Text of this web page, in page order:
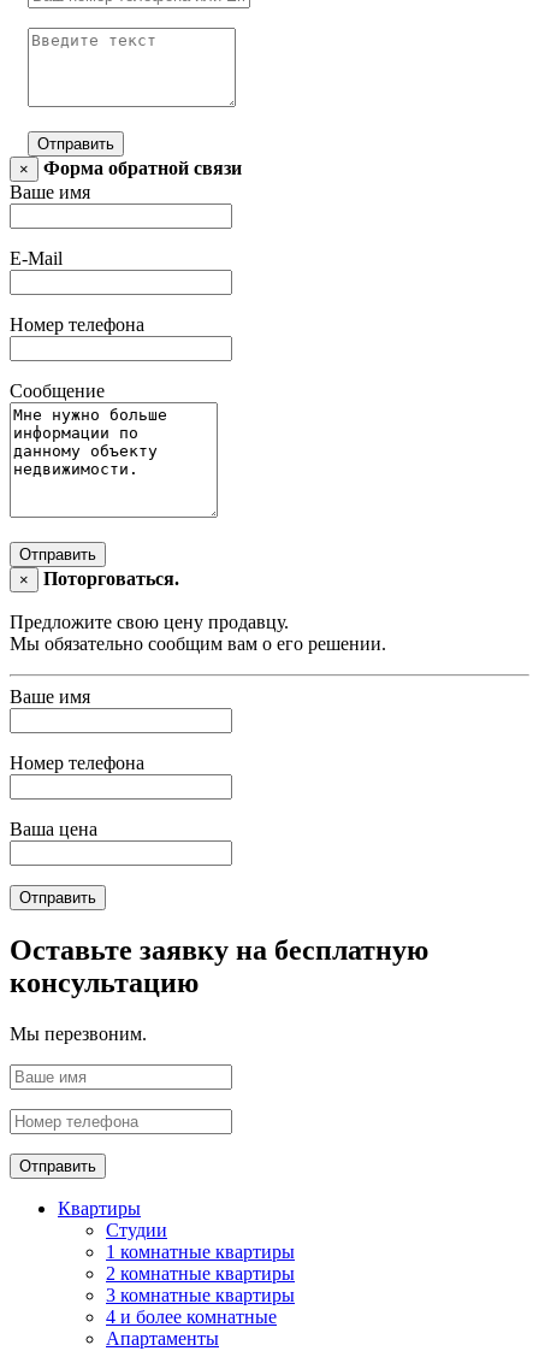
Отправить
×
Форма обратной связи
Ваше имя
E-Mail
Номер телефона
Сообщение
Отправить
×
Поторговаться.
Предложите свою цену продавцу.
Мы обязательно сообщим вам о его решении.
Ваше имя
Номер телефона
Ваша цена
Отправить
Оставьте заявку на бесплатную
консультацию
Мы перезвоним.
Отправить
Квартиры
Студии
1 комнатные квартиры
2 комнатные квартиры
3 комнатные квартиры
4 и более комнатные
Апартаменты